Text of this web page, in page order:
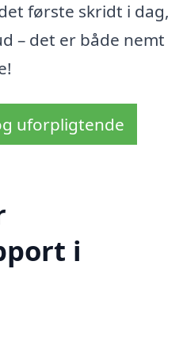
første skridt i dag,
– det er både nemt
uforpligtende
i